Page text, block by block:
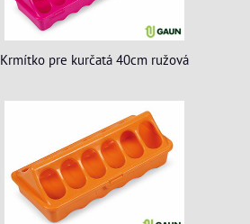
Krmítko pre kurčatá 40cm ružová